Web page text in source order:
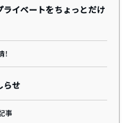
ライベートをちょっとだけ
らせ
事